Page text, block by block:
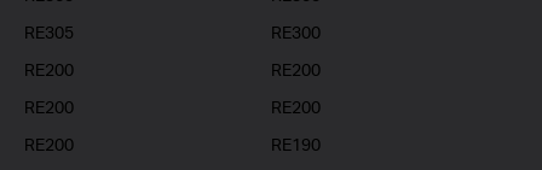
RE305
RE300
RE200
RE200
RE200
RE200
RE200
RE190